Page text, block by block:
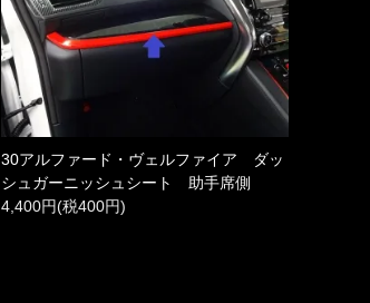
30アルファード・ヴェルファイア ダッ
シュガーニッシュシート 助手席側
4,400円(税400円)